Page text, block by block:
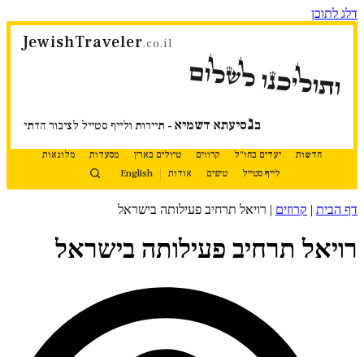
דלג לתוכן
JewishTraveler.co.il
ותוליכנו לשלום
בנסיעתא דשמיא - תיירות ולייף סטייל לציבור הדתי
חדשות יעדים בחו"ל קרוזים טיולים בארץ מסעדות
מלונאות
לייף סטייל
טיפים אודות English
דף הבית | קרוזים | רויאל תרחיב פעילותה בישראל
רויאל תרחיב פעילותה בישראל